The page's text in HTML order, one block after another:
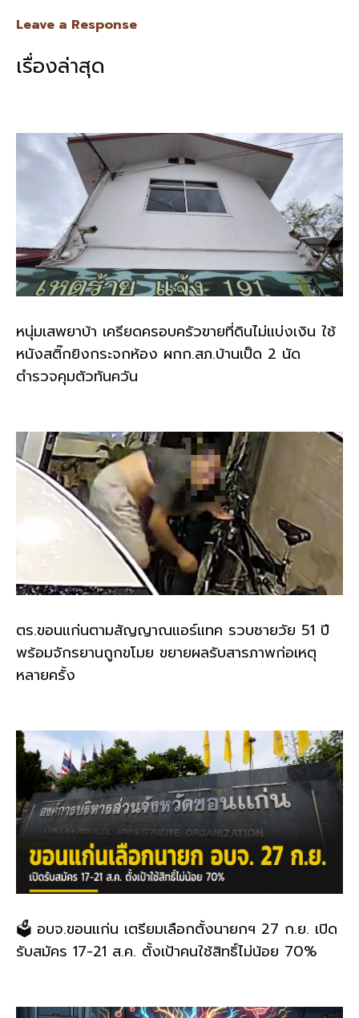
k
Leave a Response
เรื่องล่าสุด
หนุ่มเสพยาบ้า เครียดครอบครัวขายที่ดินไม่แบ่งเงิน ใช้
หนังสติ๊กยิงกระจกห้อง ผกก.สภ.บ้านเป็ด 2 นัด
ตำรวจคุมตัวทันควัน
ตร.ขอนแก่นตามสัญญาณแอร์แทค รวบชายวัย 51 ปี
พร้อมจักรยานถูกขโมย ขยายผลรับสารภาพก่อเหตุ
หลายครั้ง
🗳️ อบจ.ขอนแก่น เตรียมเลือกตั้งนายกฯ 27 ก.ย. เปิด
รับสมัคร 17-21 ส.ค. ตั้งเป้าคนใช้สิทธิ์ไม่น้อย 70%